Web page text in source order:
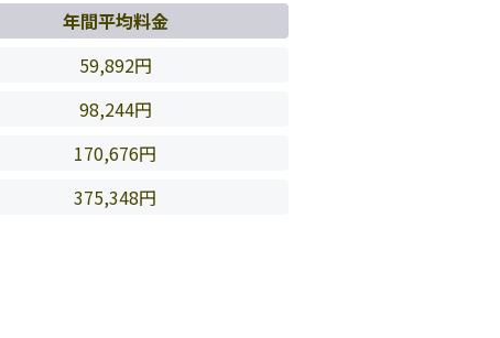
年間平均料金
59,892円
98,244円
170,676円
375,348円